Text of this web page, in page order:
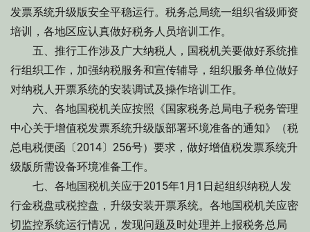
发票系统升级版安全平稳运行。税务总局统一组织省级师资
培训，各地区应认真做好税务人员培训工作。
五、推行工作涉及广大纳税人，国税机关要做好系统推
行组织工作，加强纳税服务和宣传辅导，组织服务单位做好
对纳税人开票系统的安装调试及操作培训工作。
六、各地国税机关应按照《国家税务总局电子税务管理
中心关于增值税发票系统升级版部署环境准备的通知》（税
总电税便函〔2014〕256号）要求，做好增值税发票系统升
级版所需设备环境准备工作。
七、各地国税机关应于2015年1月1日起组织纳税人发
行金税盘或税控盘，升级安装开票系统。各地国税机关应密
切监控系统运行情况，发现问题及时处理并上报税务总局